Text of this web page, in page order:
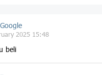
2025 15:48
beli